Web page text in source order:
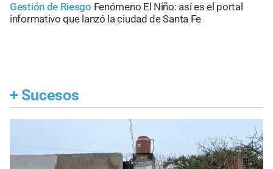
Gestión de Riesgo Fenómeno El Niño: así es el portal
informativo que lanzó la ciudad de Santa Fe
+ Sucesos